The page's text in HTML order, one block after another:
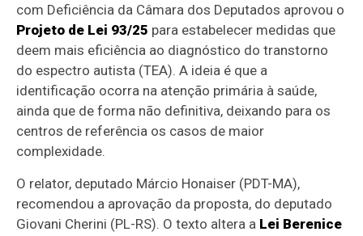
com Deficiência da Câmara dos Deputados aprovou o
Projeto de Lei 93/25 para estabelecer medidas que
deem mais eficiência ao diagnóstico do transtorno
do espectro autista (TEA). A ideia é que a
identificação ocorra na atenção primária à saúde,
ainda que de forma não definitiva, deixando para os
centros de referência os casos de maior
complexidade.
O relator, deputado Márcio Honaiser (PDT-MA),
recomendou a aprovação da proposta, do deputado
Giovani Cherini (PL-RS). O texto altera a Lei Berenice